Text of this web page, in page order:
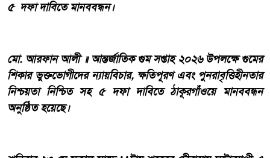
৫ দফা দাবিতে মানববন্ধন।
মো. আরফান আলী ॥ আন্তর্জাতিক গুম সপ্তাহ ২০২৬ উপলক্ষে গুমের
শিকার ভুক্তভোগীদের ন্যায়বিচার, ক্ষতিপূরণ এবং পুনরাবৃত্তিহীনতার
নিশ্চয়তা নিশ্চিত সহ ৫ দফা দাবিতে ঠাকূরগাঁওয়ে মানববন্ধন
অনুষ্ঠিত হয়েছে।